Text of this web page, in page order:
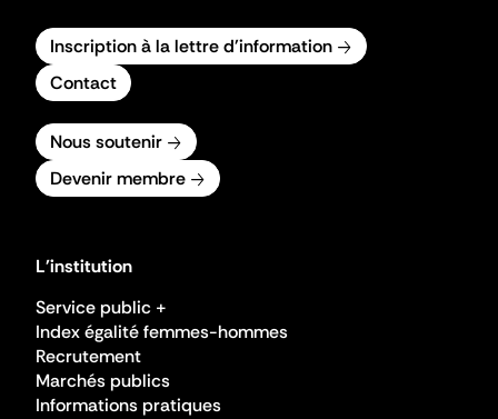
Inscription à la lettre d'information
Contact
Nous soutenir
Devenir membre
L'institution
Service public +
Index égalité femmes-hommes
Recrutement
Marchés publics
Informations pratiques